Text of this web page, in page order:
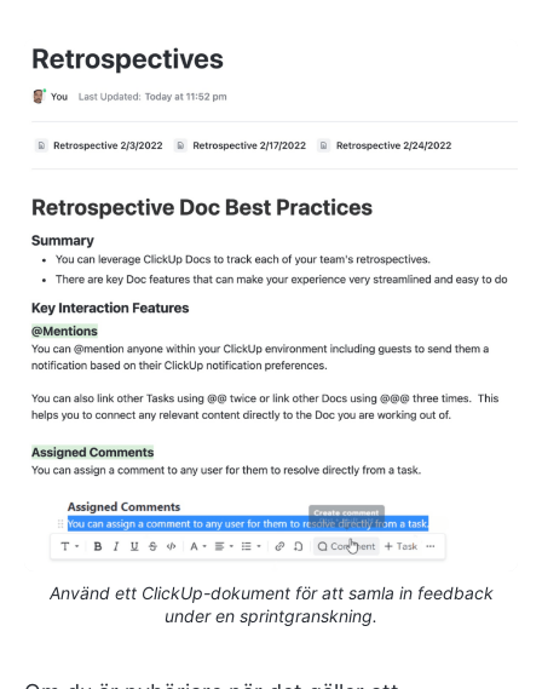
Använd ett ClickUp-dokument för att samla in feedback
under en sprintgranskning.